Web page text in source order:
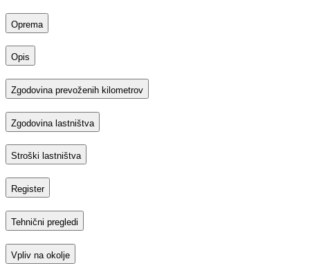
Oprema
Opis
Zgodovina prevoženih kilometrov
Zgodovina lastništva
Stroški lastništva
Register
Tehnični pregledi
Vpliv na okolje